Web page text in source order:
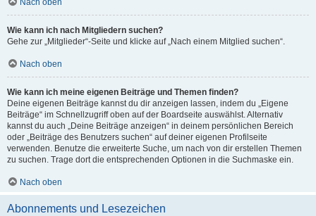
Nach oben
Wie kann ich nach Mitgliedern suchen?
Gehe zur „Mitglieder“-Seite und klicke auf „Nach einem Mitglied suchen“.
Nach oben
Wie kann ich meine eigenen Beiträge und Themen finden?
Deine eigenen Beiträge kannst du dir anzeigen lassen, indem du „Eigene
Beiträge“ im Schnellzugriff oben auf der Boardseite auswählst. Alternativ
kannst du auch „Deine Beiträge anzeigen“ in deinem persönlichen Bereich
oder „Beiträge des Benutzers suchen“ auf deiner eigenen Profilseite
verwenden. Benutze die erweiterte Suche, um nach von dir erstellen Themen
zu suchen. Trage dort die entsprechenden Optionen in die Suchmaske ein.
Nach oben
Abonnements und Lesezeichen